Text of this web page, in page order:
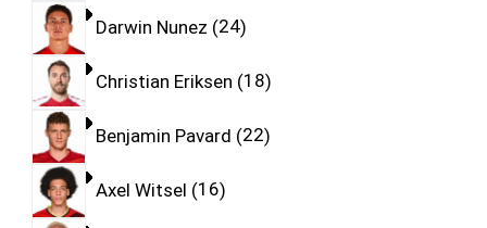
Darwin Nunez 24
Christian Eriksen 18
Benjamin Pavard 22
Axel Witsel 16